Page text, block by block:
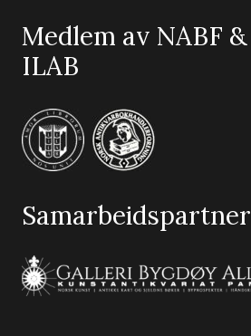
Medlem av NABF &
ILAB
Samarbeidspartner